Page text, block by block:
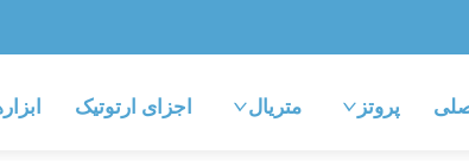
پروتز متریال اجزای ارتوتیک